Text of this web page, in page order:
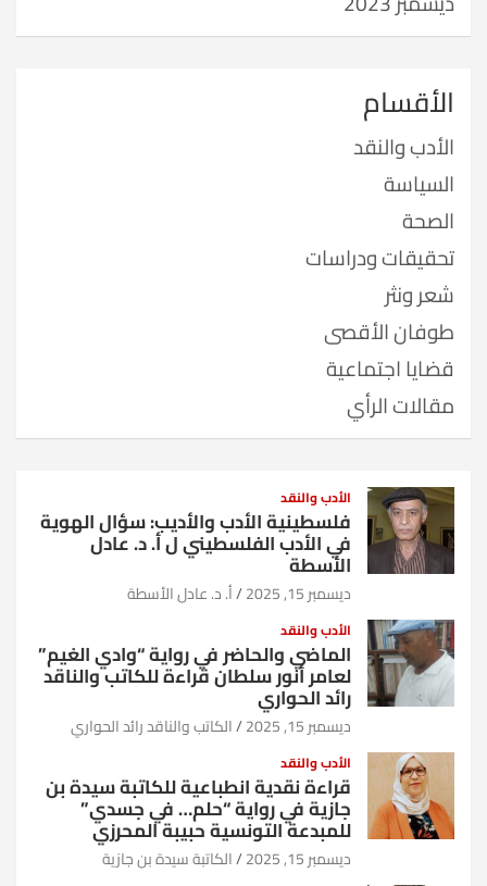
الأقسام
الأدب والنقد
السياسة
الصحة
تحقيقات ودراسات
شعر ونثر
طوفان الأقصى
قضايا اجتماعية
مقالات الرأي
الأدب والنقد
فلسطينية الأدب والأديب: سؤال الهوية
في الأدب الفلسطيني ل أ. د. عادل
الأسطة
ديسمبر 15, 2025 أ. د. عادل الأسطة
الأدب والنقد
الماضي والحاضر في رواية “وادي الغيم”
لعامر أنور سلطان قراءة للكاتب والناقد
رائد الحواري
ديسمبر 15, 2025 الكاتب والناقد رائد الحواري
الأدب والنقد
قراءة نقدية انطباعية للكاتبة سيدة بن
جازية في رواية “حلم… في جسدي”
للمبدعة التونسية حبيبة المحرزي
ديسمبر 15, 2025 الكاتبة سيدة بن جازية